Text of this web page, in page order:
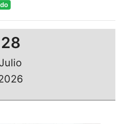
28
Julio